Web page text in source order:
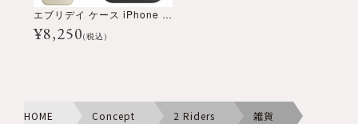
エブリデイ ケース iPhone 16 Pro Max
¥8,250(税込)
HOME Concept 2 Riders 雑貨